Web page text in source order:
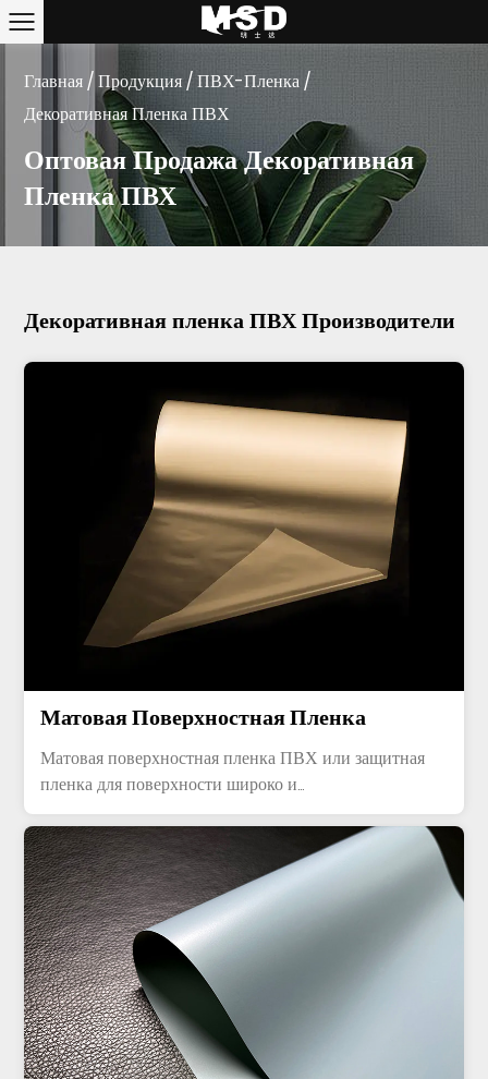
Главная/Продукция/ПВХ-Пленка/
Декоративная Пленка ПВХ
Оптовая Продажа Декоративная
Пленка ПВХ
Декоративная пленка ПВХ Производители
Матовая Поверхностная Пленка
Матовая поверхностная пленка ПВХ или защитная
пленка для поверхности широко и...